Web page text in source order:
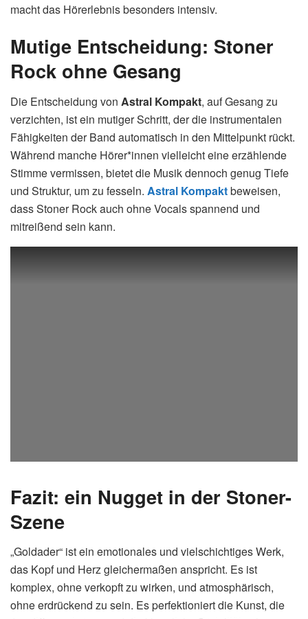
macht das Hörerlebnis besonders intensiv.
Mutige Entscheidung: Stoner
Rock ohne Gesang
Die Entscheidung von Astral Kompakt, auf Gesang zu
verzichten, ist ein mutiger Schritt, der die instrumentalen
Fähigkeiten der Band automatisch in den Mittelpunkt rückt.
Während manche Hörer*innen vielleicht eine erzählende
Stimme vermissen, bietet die Musik dennoch genug Tiefe
und Struktur, um zu fesseln. Astral Kompaktbeweisen,
dass Stoner Rock auch ohne Vocals spannend und
mitreißend sein kann.
Fazit: ein Nugget in der Stoner-
Szene
„Goldader“ ist ein emotionales und vielschichtiges Werk,
das Kopf und Herz gleichermaßen anspricht. Es ist
komplex, ohne verkopft zu wirken, und atmosphärisch,
ohne erdrückend zu sein. Es perfektioniert die Kunst, die